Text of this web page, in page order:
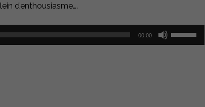
d’enthousiasme….
00:00
les